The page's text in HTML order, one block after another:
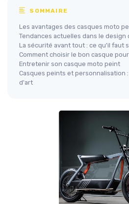
SOMMAIRE
Les avantages des casques moto
Tendances actuelles dans le design
La sécurité avant tout : ce qu'il faut
Comment choisir le bon casque
Entretenir son casque moto peint
Casques peints et personnalisation
d'art